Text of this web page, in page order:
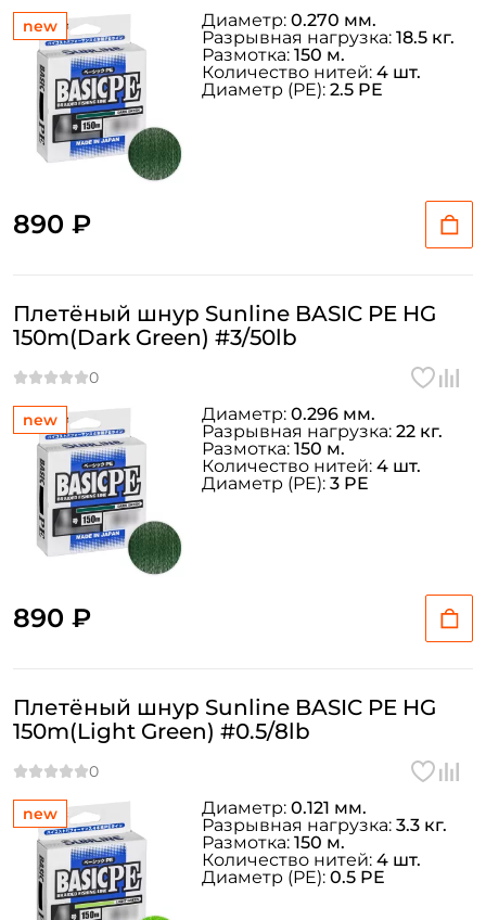
new
890 ₽
Диаметр: 0.270 мм.
Разрывная нагрузка: 18.5 кг.
Размотка: 150 м.
Количество нитей: 4 шт.
Диаметр (PE): 2.5 PE
new
Плетёный шнур Sunline BASIC PE HG
150m(Dark Green) #3/50lb
890 ₽
Диаметр: 0.296 мм.
Разрывная нагрузка: 22 кг.
Размотка: 150 м.
Количество нитей: 4 шт.
Диаметр (PE): 3 PE
new
Плетёный шнур Sunline BASIC PE HG
150m(Light Green) #0.5/8lb
Диаметр: 0.121 мм.
Разрывная нагрузка: 3.3 кг.
Размотка: 150 м.
Количество нитей: 4 шт.
Диаметр (PE): 0.5 PE